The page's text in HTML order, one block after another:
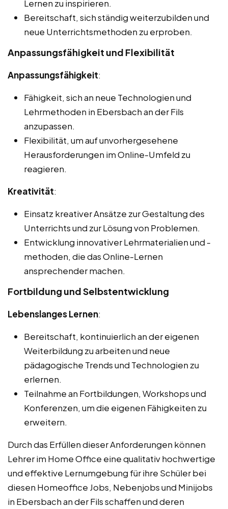
Lernen zu inspirieren.
Bereitschaft, sich ständig weiterzubilden und
neue Unterrichtsmethoden zu erproben.
Anpassungsfähigkeit und Flexibilität
Anpassungsfähigkeit:
Fähigkeit, sich an neue Technologien und
Lehrmethoden in Ebersbach an der Fils
anzupassen.
Flexibilität, um auf unvorhergesehene
Herausforderungen im Online-Umfeld zu
reagieren.
Kreativität:
Einsatz kreativer Ansätze zur Gestaltung des
Unterrichts und zur Lösung von Problemen.
Entwicklung innovativer Lehrmaterialien und -
methoden, die das Online-Lernen
ansprechender machen.
Fortbildung und Selbstentwicklung
Lebenslanges Lernen:
Bereitschaft, kontinuierlich an der eigenen
Weiterbildung zu arbeiten und neue
pädagogische Trends und Technologien zu
erlernen.
Teilnahme an Fortbildungen, Workshops und
Konferenzen, um die eigenen Fähigkeiten zu
erweitern.
Durch das Erfüllen dieser Anforderungen können
Lehrer im Home Office eine qualitativ hochwertige
und effektive Lernumgebung für ihre Schüler bei
diesen Homeoffice Jobs, Nebenjobs und Minijobs
in Ebersbach an der Fils schaffen und deren